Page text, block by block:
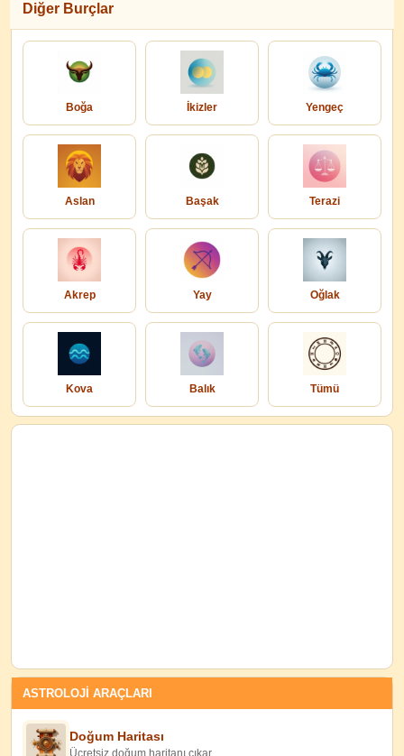
Diğer Burçlar
Boğa İkizler Yengeç
Aslan Başak Terazi
Akrep Yay Oğlak
Kova Balık Tümü
ASTROLOJİ ARAÇLARI
Doğum Haritası
Ücretsiz doğum haritanı çıkar